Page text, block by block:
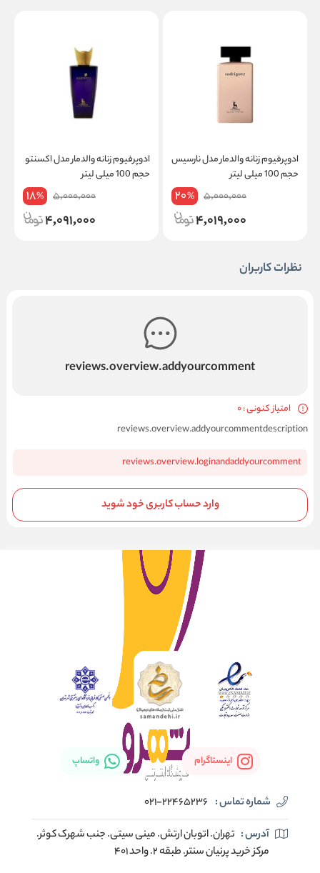
ادوپرفیوم زنانه والدمار مدل نارسیس
حجم 100 میلی لیتر
5,000,000
20%
4,019,000
ادوپرفیوم زنانه والدمار مدل اکسنتو
حجم 100 میلی لیتر
5,000,000
18%
4,091,000
نظرات کاربران
reviews.overview.addyourcomment
امتیاز کنونی : 0
reviews.overview.addyourcommentdescription
reviews.overview.loginandaddyourcomment
وارد حساب کاربری خود شوید
اینستاگرام واتساپ
شماره تماس : 021-22465236
آدرس : تهران. اتوبان ارتش. مینی سیتی. جنب شهرک کوثر.
مرکز خرید پرنیان سنتر. طبقه ۲. واحد ۴۰۱